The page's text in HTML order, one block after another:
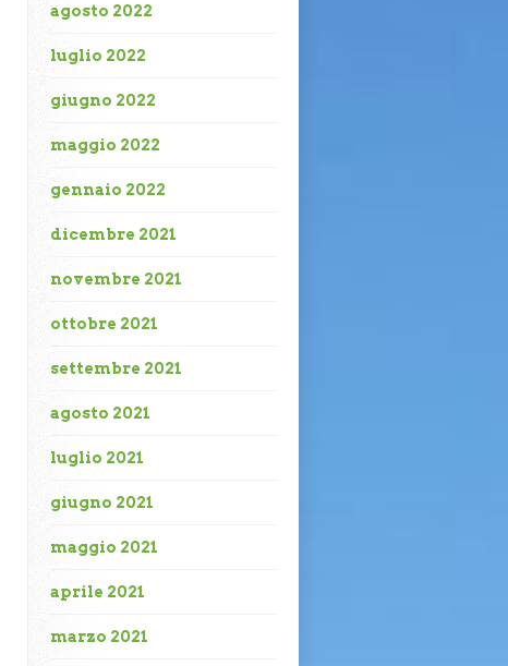
agosto 2022
luglio 2022
giugno 2022
maggio 2022
gennaio 2022
dicembre 2021
novembre 2021
ottobre 2021
settembre 2021
agosto 2021
luglio 2021
giugno 2021
maggio 2021
aprile 2021
marzo 2021